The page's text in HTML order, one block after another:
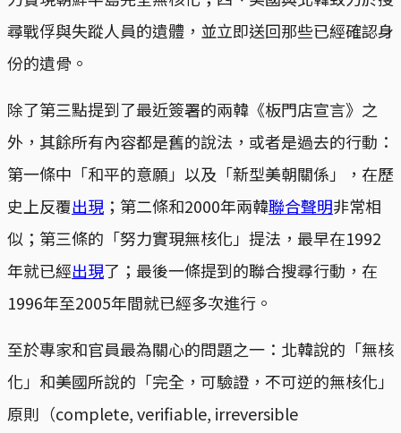
尋戰俘與失蹤人員的遺體，並立即送回那些已經確認身
份的遺骨。
除了第三點提到了最近簽署的兩韓《板門店宣言》之
外，其餘所有內容都是舊的說法，或者是過去的行動：
第一條中「和平的意願」以及「新型美朝關係」，在歷
史上反覆出現 ；第二條和2000年兩韓聯合聲明非常相
似；第三條的「努力實現無核化」提法，最早在1992
年就已經出現了；最後一條提到的聯合搜尋行動，在
1996年至2005年間就已經多次進行。
至於專家和官員最為關心的問題之一：北韓說的「無核
化」和美國所說的「完全，可驗證，不可逆的無核化」
原則（complete, verifiable, irreversible